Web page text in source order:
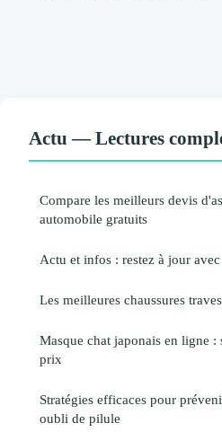
Actu — Lectures
Compare les meilleurs devis
automobile gratuits
Actu et infos : restez à jour
Les meilleures chaussures
Masque chat japonais en ligne :
prix
Stratégies efficaces pour
oubli de pilule